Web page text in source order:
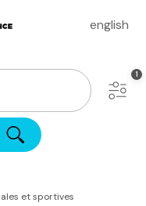
english
et sportives